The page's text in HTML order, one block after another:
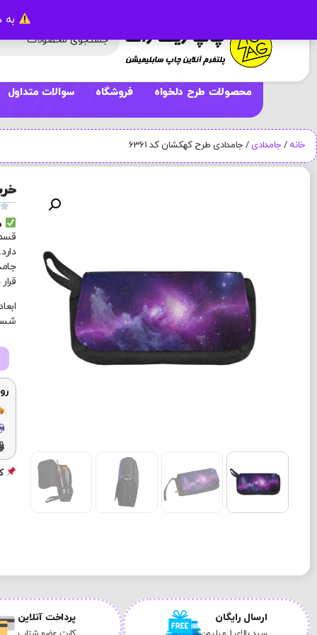
به
محصولات طرح دلخواه فروشگاه سوالات متداول
خانه / جامدادی / جامدادی طرح کهکشان کد 6361

ارسال رایگان پرداخت آنلاین